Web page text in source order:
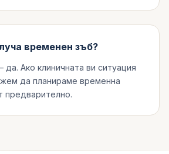
временен зъб?
Ако клиничната ви ситуация
да планираме временна
предварително.